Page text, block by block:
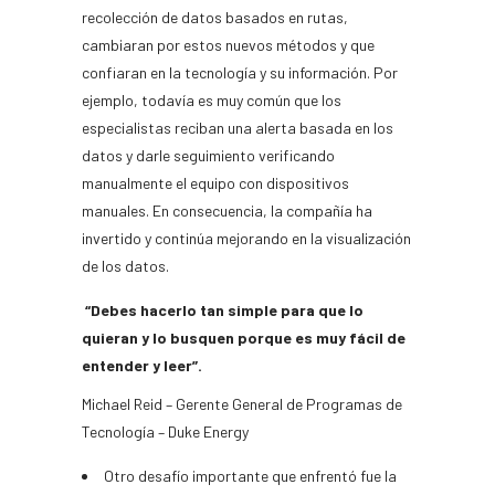
recolección de datos basados en rutas,
cambiaran por estos nuevos métodos y que
confiaran en la tecnología y su información. Por
ejemplo, todavía es muy común que los
especialistas reciban una alerta basada en los
datos y darle seguimiento verificando
manualmente el equipo con dispositivos
manuales. En consecuencia, la compañía ha
invertido y continúa mejorando en la visualización
de los datos.
“Debes hacerlo tan simple para que lo
quieran y lo busquen porque es muy fácil de
entender y leer”.
Michael Reid – Gerente General de Programas de
Tecnología – Duke Energy
Otro desafío importante que enfrentó fue la